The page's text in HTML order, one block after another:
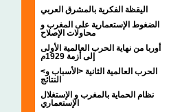
اليقظة الفكرية بالمشرق العربي
الضغوط الإستعمارية على المغرب و
محاولات الإصلاح
أوربا من نهاية الحرب العالمية الأولى
إلى أزمة 1929م
<الحرب العالمية الثانية <الأسباب و
النتائج
نظام الحماية بالمغرب و الإستغلال
الإستعماري